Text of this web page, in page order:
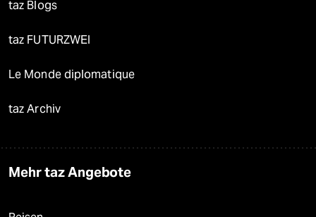
taz Blogs
taz FUTURZWEI
Le Monde diplomatique
taz Archiv
Mehr taz Angebote